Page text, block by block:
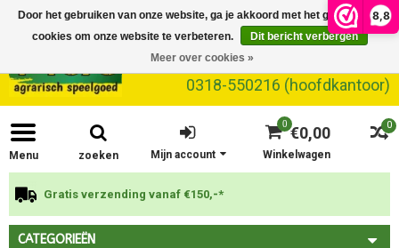
8,8
0318-550216 (hoofdkantoor)
Menu zoeken
0
0 €0,00
Winkelwagen
Mijn account
Gratis verzending vanaf €150,-*
CATEGORIEËN
Door het gebruiken van onze website, ga je akkoord met het gebruik van
cookies om onze website te verbeteren.
Dit bericht verbergen
Meer over cookies »